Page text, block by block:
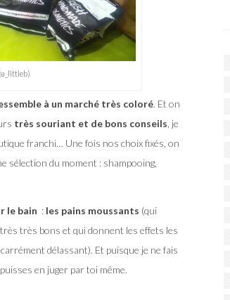
à un marché très coloré. Et on
très souriant et de bons conseils , je
franchi… Une fois nos choix fixés, on
sélection du moment : shampooing,
le bain : les pains moussants (qui
très bons et qui donnent les effets les
délassant). Et puisque je ne fais
en juger par toi même.